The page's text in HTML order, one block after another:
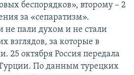
беспорядков», второму – 2
за «сепаратизм».
не пали духом и не стали
взглядов, за которые в
25 октября Россия передала
По данным турецких